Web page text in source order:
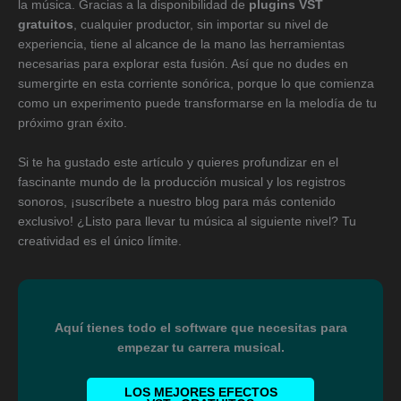
la música. Gracias a la disponibilidad de plugins VST
gratuitos, cualquier productor, sin importar su nivel de
experiencia, tiene al alcance de la mano las herramientas
necesarias para explorar esta fusión. Así que no dudes en
sumergirte en esta corriente sonórica, porque lo que comienza
como un experimento puede transformarse en la melodía de tu
próximo gran éxito.
Si te ha gustado este artículo y quieres profundizar en el
fascinante mundo de la producción musical y los registros
sonoros, ¡suscríbete a nuestro blog para más contenido
exclusivo! ¿Listo para llevar tu música al siguiente nivel? Tu
creatividad es el único límite.
Aquí tienes todo el software que necesitas para
empezar tu carrera musical.
LOS MEJORES EFECTOS